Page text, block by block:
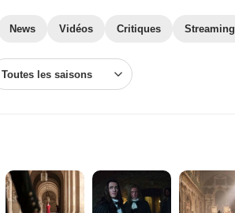
News Vidéos Critiques Streaming
Toutes les saisons